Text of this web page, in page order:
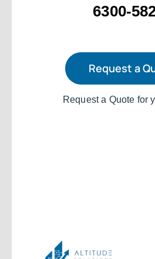
6300-
Request a
Request a Quote for